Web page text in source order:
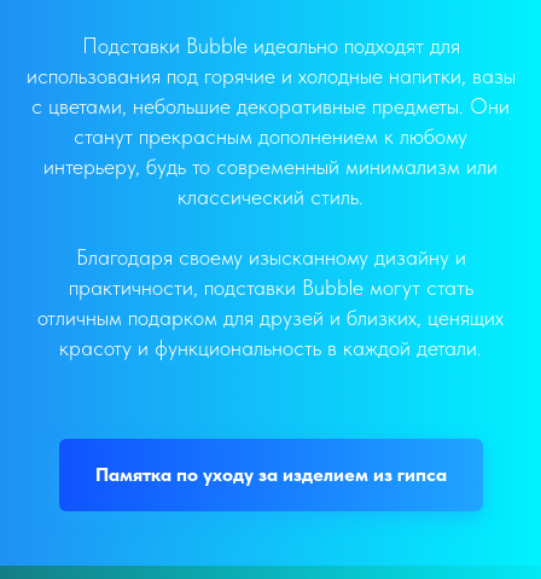
Подставки Bubble идеально подходят для
использования под горячие и холодные напитки, вазы
с цветами, небольшие декоративные предметы. Они
станут прекрасным дополнением к любому
интерьеру, будь то современный минимализм или
классический стиль.
Благодаря своему изысканному дизайну и
практичности, подставки Bubble могут стать
отличным подарком для друзей и близких, ценящих
красоту и функциональность в каждой детали.
Памятка по уходу за изделием из гипса